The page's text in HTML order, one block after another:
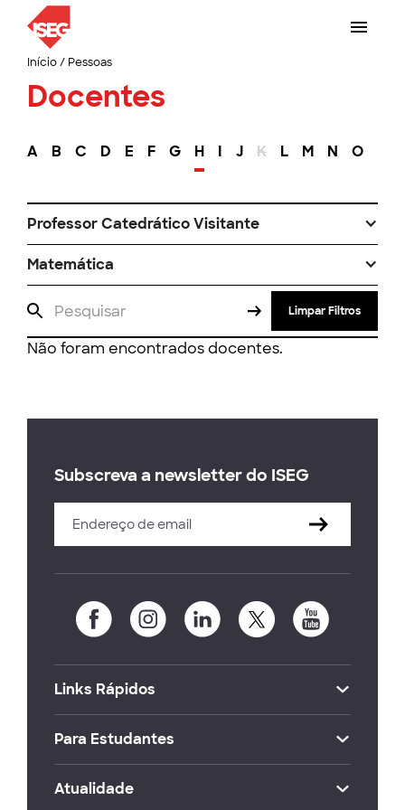
Início/ Pessoas
Docentes
A B C D E F G H I J K L M N O
Professor Catedrático Visitante
Matemática
Limpar Filtros
Não foram encontrados docentes.
Subscreva a newsletter do ISEG
Links Rápidos
Para Estudantes
Atualidade